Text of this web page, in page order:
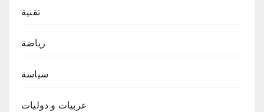
تقنية
رياضة
سياسة
عربيات و دوليات